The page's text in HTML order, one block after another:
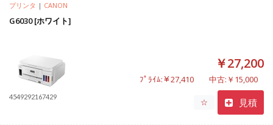
プリンタ | CANON
G6030 [ホワイト]
4549292167429
￥27,200
ﾌﾟﾗｲﾑ:￥27,410 中古:￥15,000
☆ 見積